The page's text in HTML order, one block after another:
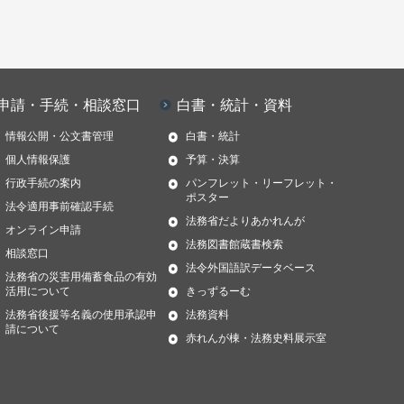
請・手続・相談窓口
情報公開・公文書管理
個人情報保護
行政手続の案内
法令適用事前確認手続
オンライン申請
相談窓口
法務省の災害用備蓄食品の有効
活用について
法務省後援等名義の使用承認申
請について
白書・統計・資料
白書・統計
予算・決算
パンフレット・リーフレット・
ポスター
法務省だよりあかれんが
法務図書館蔵書検索
法令外国語訳データベース
きっずるーむ
法務資料
赤れんが棟・法務史料展示室